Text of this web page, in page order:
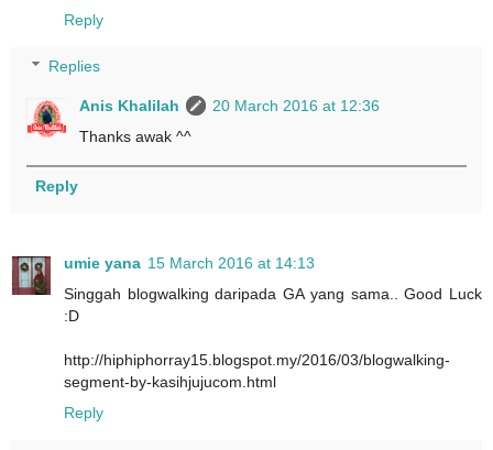
Reply
Replies
Anis Khalilah
20 March 2016 at 12:36
Thanks awak ^^
Reply
umie yana 15 March 2016 at 14:13
Singgah blogwalking daripada GA yang sama.. Good Luck
:D
http://hiphiphorray15.blogspot.my/2016/03/blogwalking-
segment-by-kasihjujucom.html
Reply